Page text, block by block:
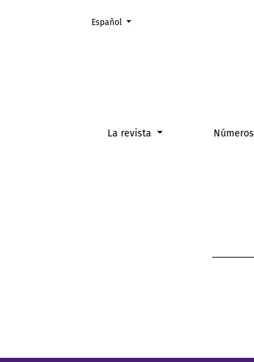
Etica
La revista Números
Cambiar el idioma. El actual es:
Español